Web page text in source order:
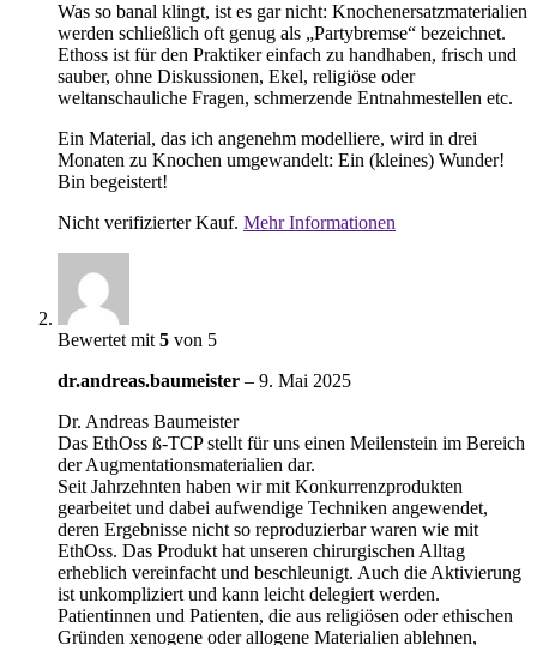
Was so banal klingt, ist es gar nicht: Knochenersatzmaterialien
werden schließlich oft genug als „Partybremse“ bezeichnet.
Ethoss ist für den Praktiker einfach zu handhaben, frisch und
sauber, ohne Diskussionen, Ekel, religiöse oder
weltanschauliche Fragen, schmerzende Entnahmestellen etc.
Ein Material, das ich angenehm modelliere, wird in drei
Monaten zu Knochen umgewandelt: Ein (kleines) Wunder!
Bin begeistert!
Nicht verifizierter Kauf. Mehr Informationen
Bewertet mit 5 von 5
dr.andreas.baumeister – 9. Mai 2025
Dr. Andreas Baumeister
Das EthOss ß-TCP stellt für uns einen Meilenstein im Bereich
der Augmentationsmaterialien dar.
Seit Jahrzehnten haben wir mit Konkurrenzprodukten
gearbeitet und dabei aufwendige Techniken angewendet,
deren Ergebnisse nicht so reproduzierbar waren wie mit
EthOss. Das Produkt hat unseren chirurgischen Alltag
erheblich vereinfacht und beschleunigt. Auch die Aktivierung
ist unkompliziert und kann leicht delegiert werden.
Patientinnen und Patienten, die aus religiösen oder ethischen
Gründen xenogene oder allogene Materialien ablehnen,